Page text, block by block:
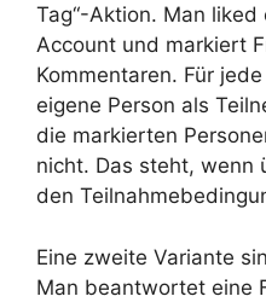
Tag“-Aktion. Man
Account und markiert
Kommentaren. Für
eigene Person als
die markierten
nicht. Das steht, wenn
den
Eine zweite Variante
Man beantwortet eine